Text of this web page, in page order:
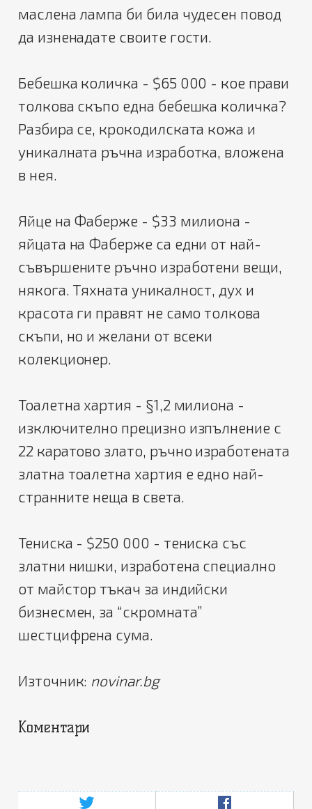
маслена лампа би била чудесен повод
да изненадате своите гости.
Бебешка количка - $65 000 - кое прави
толкова скъпо една бебешка количка?
Разбира се, крокодилската кожа и
уникалната ръчна изработка, вложена
в нея.
Яйце на Фаберже - $33 милиона -
яйцата на Фаберже са едни от най-
съвършените ръчно изработени вещи,
някога. Тяхната уникалност, дух и
красота ги правят не само толкова
скъпи, но и желани от всеки
колекционер.
Тоалетна хартия - §1,2 милиона -
изключително прецизно изпълнение с
22 каратово злато, ръчно изработената
златна тоалетна хартия е едно най-
странните неща в света.
Тениска - $250 000 - тениска със
златни нишки, изработена специално
от майстор тъкач за индийски
бизнесмен, за “скромната”
шестцифрена сума.
Източник: novinar.bg
Коментари